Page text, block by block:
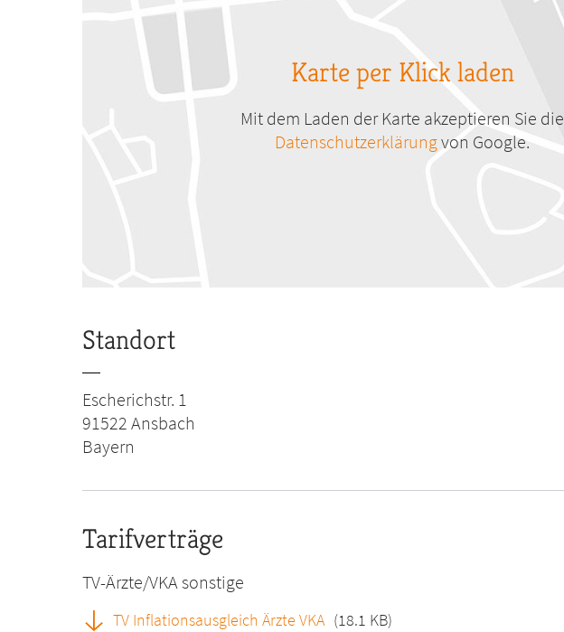
Karte per Klick laden
Mit dem Laden der Karte akzeptieren Sie die
Datenschutzerklärungvon Google.
Standort
Escherichstr. 1
91522 Ansbach
Bayern
Tarifverträge
TV-Ärzte/VKA sonstige
TV Inflationsausgleich Ärzte VKA (18.1 KB)